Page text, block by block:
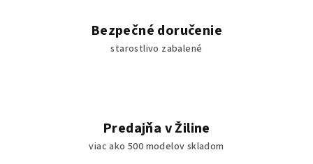
Bezpečné doručenie
starostlivo zabalené
Predajňa v Žiline
viac ako 500 modelov skladom